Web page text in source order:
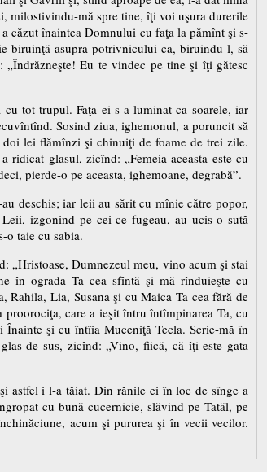
milostivindu-mă spre tine, îţi voi uşura durerile
căzut înaintea Domnului cu faţa la pămînt şi s-
biruinţă asupra potrivnicului ca, biruindu-l, să
Eu te vindec pe tine şi îţi gătesc
tot trupul. Faţa ei s-a luminat ca soarele, iar
Sosind ziua, ighemonul, a poruncit să
doi lei flămînzi şi chinuiţi de foame de trei zile.
glasul, zicînd: „Femeia aceasta este cu
pierde-o pe aceasta, ighemoane, degrabă”.
deschis; iar leii au sărit cu mînie către popor,
izgonind pe cei ce fugeau, au ucis o sută
o taie cu sabia.
„Hristoase, Dumnezeul meu, vino acum şi stai
în ograda Ta cea sfîntă şi mă rînduieşte cu
Rahila, Lia, Susana şi cu Maica Ta cea fără de
care a ieşit întru întîmpinarea Ta, cu
şi cu întîia Muceniţă Tecla. Scrie-mă în
de sus, zicînd: „Vino, fiică, că îţi este gata
astfel i l-a tăiat. Din rănile ei în loc de sînge a
cu bună cucernicie, slăvind pe Tatăl, pe
acum şi pururea şi în vecii vecilor.